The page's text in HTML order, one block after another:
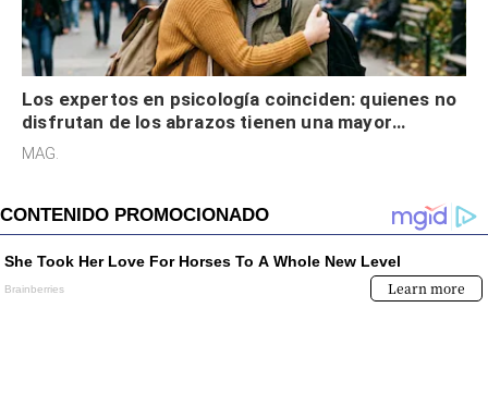
Los expertos en psicología coinciden: quienes no
disfrutan de los abrazos tienen una mayor
sensibilidad a los estímulos físicos y no es por
MAG.